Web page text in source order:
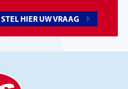
STEL HIER UW VRAAG